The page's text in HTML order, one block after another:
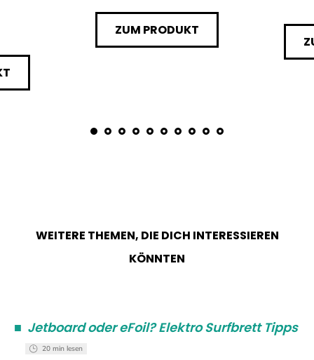
ZUM PRODUKT
WEITERE THEMEN, DIE DICH INTERESSIEREN
KÖNNTEN
■ Jetboard oder eFoil? Elektro Surfbrett Tipps
20 min lesen